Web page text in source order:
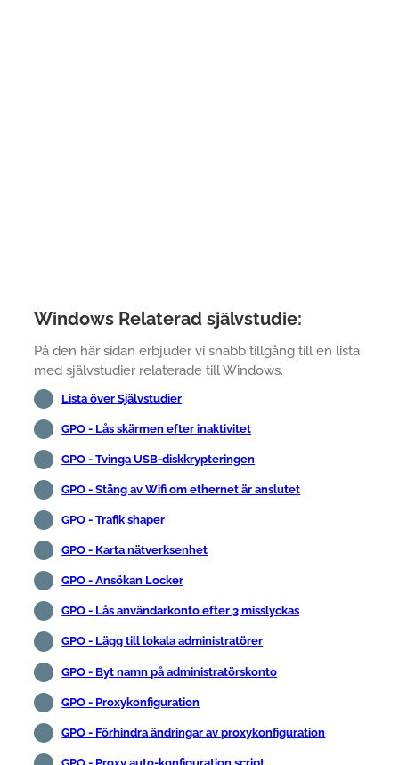
Windows Relaterad självstudie:
På den här sidan erbjuder vi snabb tillgång till en lista
med självstudier relaterade till Windows.
Lista över Självstudier
GPO - Lås skärmen efter inaktivitet
GPO - Tvinga USB-diskkrypteringen
GPO - Stäng av Wifi om ethernet är anslutet
GPO - Trafik shaper
GPO - Karta nätverksenhet
GPO - Ansökan Locker
GPO - Lås användarkonto efter 3 misslyckas
GPO - Lägg till lokala administratörer
GPO - Byt namn på administratörskonto
GPO - Proxykonfiguration
GPO - Förhindra ändringar av proxykonfiguration